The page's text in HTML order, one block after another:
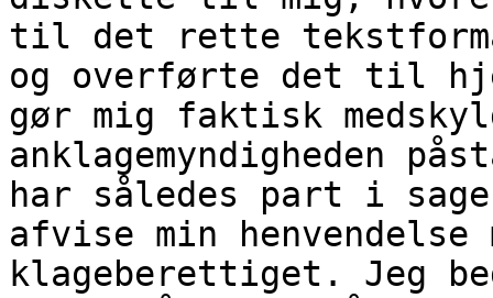
til det rette
og overførte det til
gør mig faktisk
anklagemyndigheden
har således part i
afvise min
klageberettiget. Jeg